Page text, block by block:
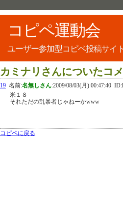
コピペ運動会
ユーザー参加型コピペ投稿サイ
カミナリさんについたコ
19 名前:名無しさん:2009/08/03(月) 00:47:40
米１８
それただの乱暴者じゃねーかwww
コピペに戻る